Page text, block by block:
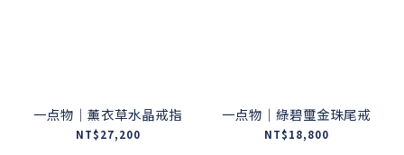
一点物｜薰衣草水晶戒指
NT$27,200
一点物｜綠碧璽金珠尾戒
NT$18,800